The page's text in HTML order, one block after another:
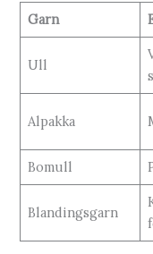
Garn
Ull
Alpakka
Bomull
Blandingsgarn